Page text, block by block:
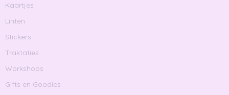
Kaartjes
Linten
Stickers
Traktaties
Workshops
Gifts en Goodies